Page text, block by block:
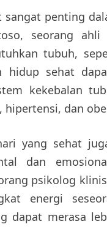
penting
seorang ahli
tubuh,
hidup sehat
kekebalan
dan
yang sehat
dan
psikolog
energi
dapat merasa